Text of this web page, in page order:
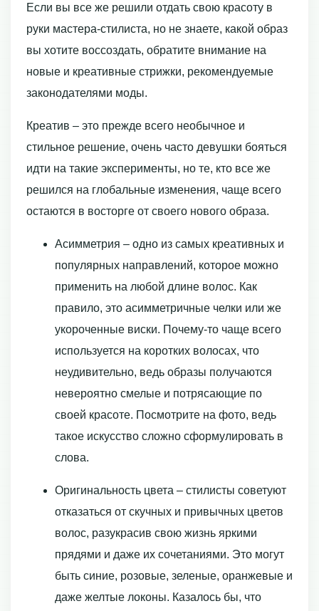
Если вы все же решили отдать свою красоту в
руки мастера-стилиста, но не знаете, какой образ
вы хотите воссоздать, обратите внимание на
новые и креативные стрижки, рекомендуемые
законодателями моды.
Креатив – это прежде всего необычное и
стильное решение, очень часто девушки бояться
идти на такие эксперименты, но те, кто все же
решился на глобальные изменения, чаще всего
остаются в восторге от своего нового образа.
Асимметрия – одно из самых креативных и
популярных направлений, которое можно
применить на любой длине волос. Как
правило, это асимметричные челки или же
укороченные виски. Почему-то чаще всего
используется на коротких волосах, что
неудивительно, ведь образы получаются
невероятно смелые и потрясающие по
своей красоте. Посмотрите на фото, ведь
такое искусство сложно сформулировать в
слова.
Оригинальность цвета – стилисты советуют
отказаться от скучных и привычных цветов
волос, разукрасив свою жизнь яркими
прядями и даже их сочетаниями. Это могут
быть синие, розовые, зеленые, оранжевые и
даже желтые локоны. Казалось бы, что